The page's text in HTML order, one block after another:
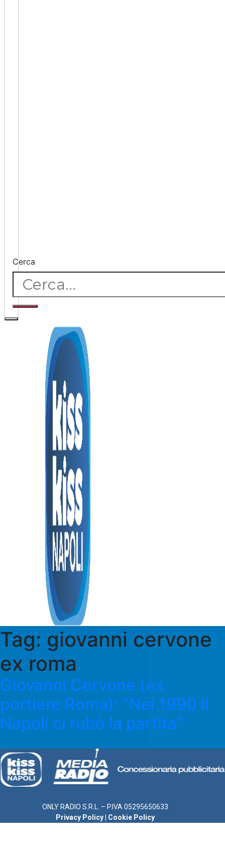
Cerca
Tag: giovanni cervone
ex roma
Giovanni Cervone (ex
portiere Roma): “Nel 1990 il
Napoli ci rubò la partita”
ONLY RADIO S.R.L. – P.IVA 05295650633
Privacy Policy
Cookie Policy